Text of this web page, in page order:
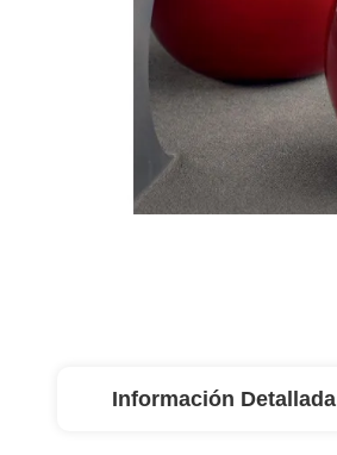
Información Detallada